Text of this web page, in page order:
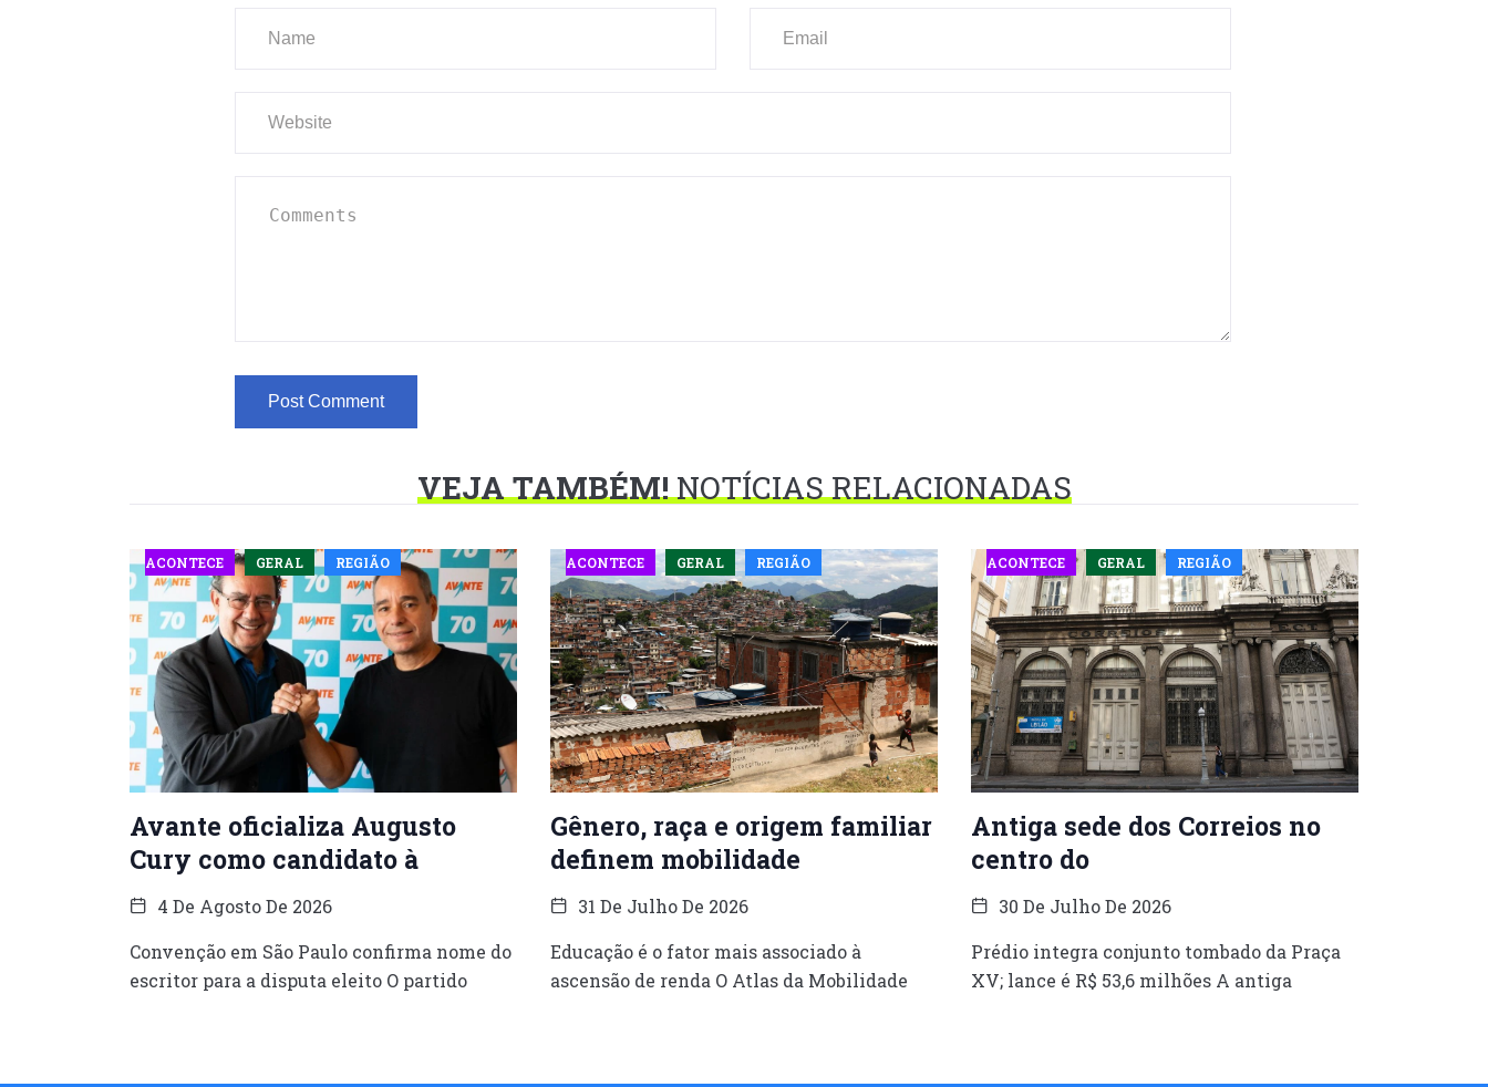
VEJA TAMBÉM!NOTÍCIAS RELACIONADAS
ACONTECE GERAL REGIÃO
Avante oficializa Augusto
Cury como candidato à
4 De Agosto De 2026
Convenção em São Paulo confirma nome do
escritor para a disputa eleito O partido
ACONTECE GERAL REGIÃO
Gênero, raça e origem familiar
definem mobilidade
31 De Julho De 2026
Educação é o fator mais associado à
ascensão de renda O Atlas da Mobilidade
ACONTECE GERAL REGIÃO
Antiga sede dos Correios no
centro do
30 De Julho De 2026
Prédio integra conjunto tombado da Praça
XV; lance é R$ 53,6 milhões A antiga